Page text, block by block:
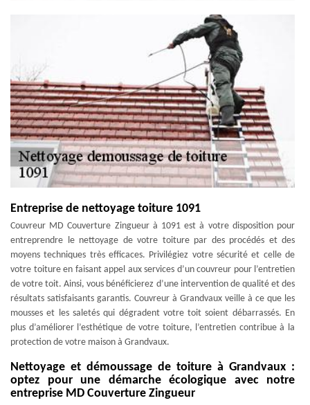
Entreprise de nettoyage toiture 1091
Couvreur MD Couverture Zingueur à 1091 est à votre disposition pour
entreprendre le nettoyage de votre toiture par des procédés et des
moyens techniques très efficaces. Privilégiez votre sécurité et celle de
votre toiture en faisant appel aux services d’un couvreur pour l’entretien
de votre toit. Ainsi, vous bénéficierez d’une intervention de qualité et des
résultats satisfaisants garantis. Couvreur à Grandvaux veille à ce que les
mousses et les saletés qui dégradent votre toit soient débarrassés. En
plus d’améliorer l’esthétique de votre toiture, l’entretien contribue à la
protection de votre maison à Grandvaux.
Nettoyage et démoussage de toiture à Grandvaux :
optez pour une démarche écologique avec notre
entreprise MD Couverture Zingueur